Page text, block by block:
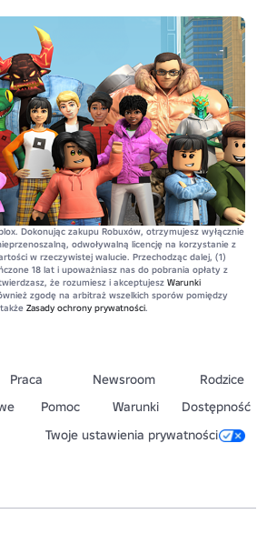
Dokonując zakupu Robuxów, otrzymujesz wyłącznie
odwoływalną licencję na korzystanie z
w rzeczywistej walucie. Przechodząc dalej, (1)
18 lat i upoważniasz nas do pobrania opłaty z
że rozumiesz i akceptujesz Warunki
zgodę na arbitraż wszelkich sporów pomiędzy
Zasady ochrony prywatności.
Praca Newsroom
Rodzice
Pomoc Warunki
Dostępność
Twoje ustawienia prywatności